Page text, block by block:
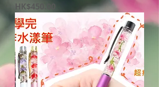
價格
HK$450.00